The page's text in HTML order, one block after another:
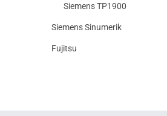
Siemens TP1900
Siemens Sinumerik
Fujitsu